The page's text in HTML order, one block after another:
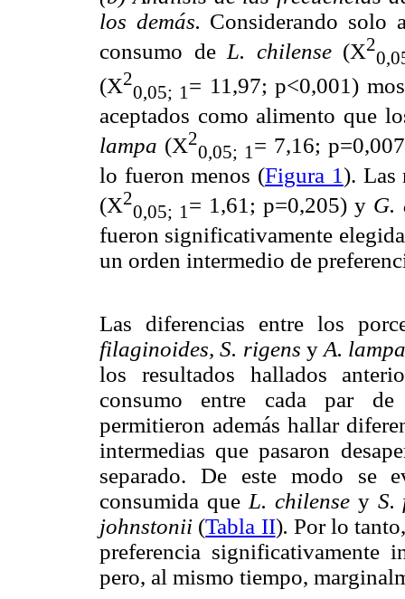
los demás. Considerando solo
consumo de L. chilense (X2
(X2
0,05; 1 = 11,97; p<0,001)
aceptados como alimento que
lampa (X2
0,05; 1 = 7,16;
lo fueron menos (Figura 1). Las
(X2
0,05; 1 = 1,61; p=0,205) y G.
fueron significativamente
un orden intermedio de
Las diferencias entre los
filaginoides, S. rigens yA.
los resultados hallados
consumo entre cada par de
permitieron además hallar
intermedias que pasaron
separado. De este modo se
consumida queL. chilense y S.
johnstonii (Tabla II). Por lo
preferencia significativamente
pero, al mismo tiempo,